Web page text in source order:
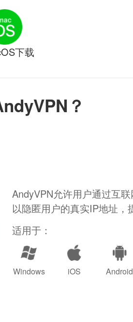
？
AndyVPN允许用户通过互
以隐匿用户的真实IP地址，
适用于：
Windows iOS Android
下载